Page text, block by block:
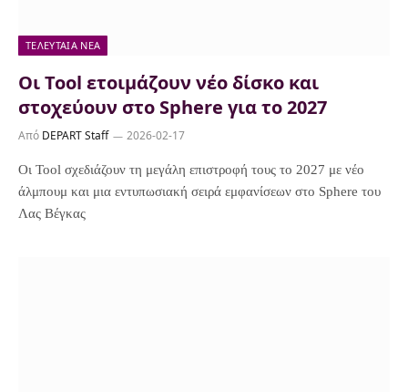
ΤΕΛΕΥΤΑΊΑ ΝΈΑ
Οι Tool ετοιμάζουν νέο δίσκο και
στοχεύουν στο Sphere για το 2027
Από DEPART Staff 2026-02-17
Οι Tool σχεδιάζουν τη μεγάλη επιστροφή τους το 2027 με νέο
άλμπουμ και μια εντυπωσιακή σειρά εμφανίσεων στο Sphere του
Λας Βέγκας